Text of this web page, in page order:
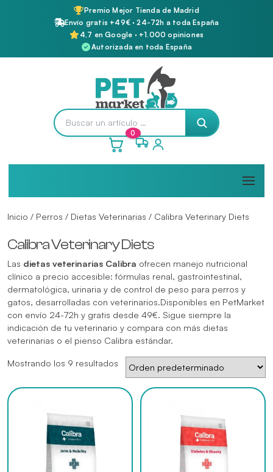
Premio Mejor Tienda de Madrid
Envío gratis +49€ · 24-72h a toda España
4,7 en Google · +1.000 opiniones
Autorizada en toda España
0
Inicio / Perros / Dietas Veterinarias / Calibra Veterinary Diets
Calibra Veterinary Diets
Las dietas veterinarias Calibra ofrecen manejo nutricional
clínico a precio accesible: fórmulas renal, gastrointestinal,
dermatológica, urinaria y de control de peso para perros y
gatos, desarrolladas con veterinarios.Disponibles en PetMarket
con envío 24-72h y gratis desde 49€. Sigue siempre la
indicación de tu veterinario y compara con más dietas
veterinarias o el pienso Calibra estándar.
Mostrando los 9 resultados